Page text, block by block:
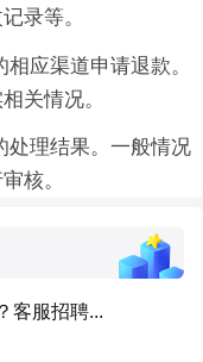
录等。
应渠道申请退款。
关情况。
处理结果。一般情况
核。
客服招聘...